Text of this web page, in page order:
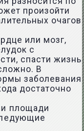
произойти
очагов
или мозг,
с
спасти жизнь
В
заболевания
достаточно
площади